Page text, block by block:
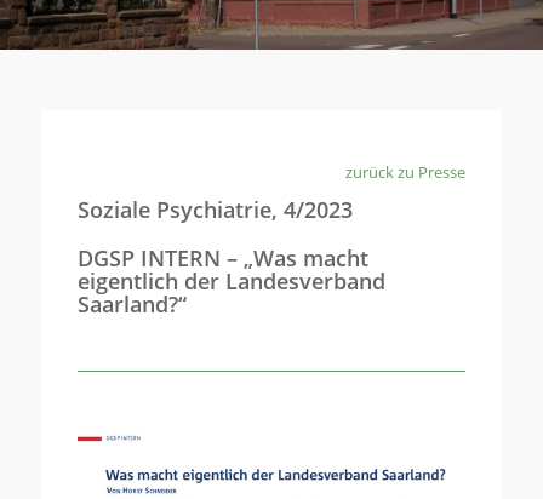
zurück zu Presse
Soziale Psychiatrie, 4/2023
DGSP INTERN – „Was macht
eigentlich der Landesverband
Saarland?“